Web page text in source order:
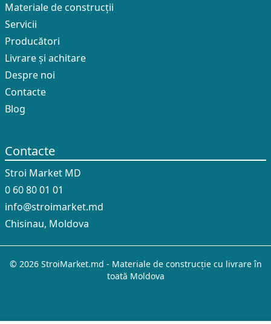
Materiale de construcții
Servicii
Producători
Livrare și achitare
Despre noi
Contacte
Blog
Contacte
Stroi Market MD
0 60 80 01 01
info@stroimarket.md
Chisinau, Moldova
© 2026 StroiMarket.md - Materiale de construcție cu livrare în
toată Moldova